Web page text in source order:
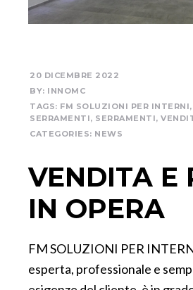
20 DICEMBRE 2022
BY: INNOMC
TAGS: FM SOLUZIONI PER INTERNI,
SERRAMENTI, SERRAMENTI,
CATEGORIES: NEWS
VENDITA E
IN OPERA
FM SOLUZIONI PER
esperta, professionale e